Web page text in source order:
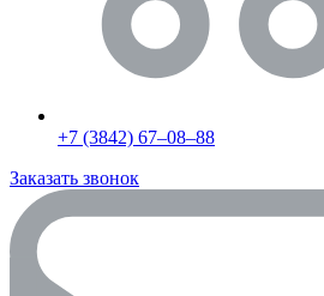
+7 (3842) 67‒08‒88
Заказать звонок